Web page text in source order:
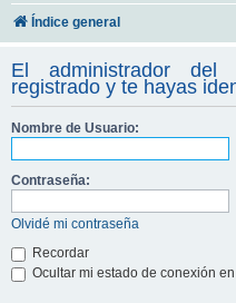
Índice general
El administrador
registrado y te hayas
Nombre de Usuario:
Contraseña:
Olvidé mi contraseña
Recordar
Ocultar mi estado de conexión